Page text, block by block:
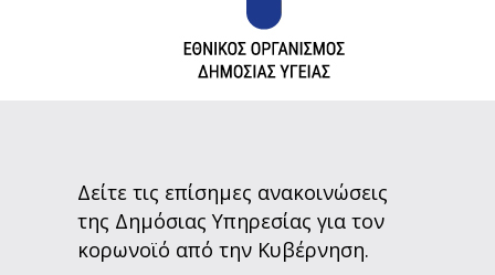
Δείτε τις επίσημες ανακοινώσεις
της Δημόσιας Υπηρεσίας για τον
κορωνοϊό από την Κυβέρνηση.